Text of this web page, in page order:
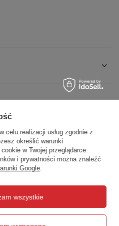
celu realizacji usług zgodnie z
określić warunki
w Twojej przeglądarce.
i prywatności można znaleźć
Google.
wszystkie